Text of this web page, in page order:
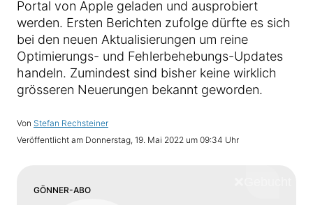
Portal von Apple geladen und ausprobiert
werden. Ersten Berichten zufolge dürfte es sich
bei den neuen Aktualisierungen um reine
Optimierungs- und Fehlerbehebungs-Updates
handeln. Zumindest sind bisher keine wirklich
grösseren Neuerungen bekannt geworden.
Von Stefan Rechsteiner
Veröffentlicht am Donnerstag, 19. Mai 2022 um 09:34 Uhr
GÖNNER-ABO